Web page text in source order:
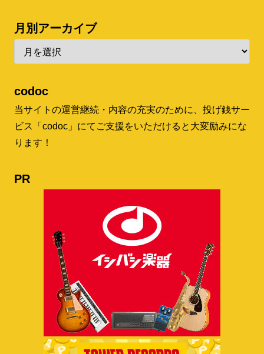
月別アーカイブ
codoc
当サイトの運営継続・内容の充実のために、投げ銭サー
ビス「codoc」にてご支援をいただけると大変励みにな
ります！
PR